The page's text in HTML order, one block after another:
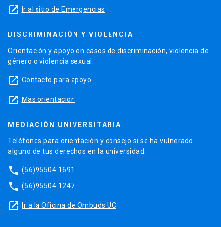
launch Ir al sitio de Emergencias
DISCRIMINACIÓN Y VIOLENCIA
Orientación y apoyo en casos de discriminación, violencia de
género o violencia sexual.
launch Contacto para apoyo
launch Más orientación
MEDIACIÓN UNIVERSITARIA
Teléfonos para orientación y consejo si se ha vulnerado
alguno de tus derechos en la universidad.
phone (56)95504 1691
phone (56)95504 1247
launch Ir a la Oficina de Ombuds UC